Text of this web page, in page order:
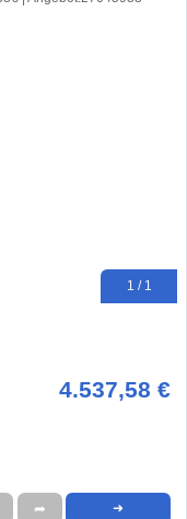
1 / 1
4.537,58 €
➦ ➜